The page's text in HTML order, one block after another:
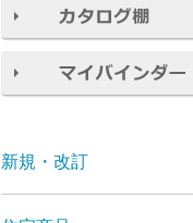
新規・改訂